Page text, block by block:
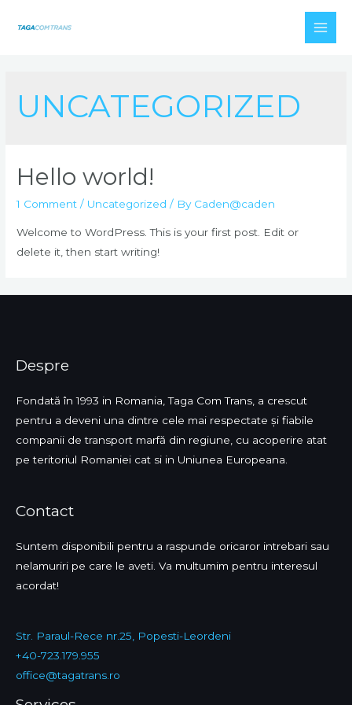
UNCATEGORIZED
Hello world!
1 Comment / Uncategorized / By Caden@caden
Welcome to WordPress. This is your first post. Edit or
delete it, then start writing!
Despre
Fondată în 1993 in Romania, Taga Com Trans, a crescut
pentru a deveni una dintre cele mai respectate și fiabile
companii de transport marfă din regiune, cu acoperire atat
pe teritoriul Romaniei cat si in Uniunea Europeana.
Contact
Suntem disponibili pentru a raspunde oricaror intrebari sau
nelamuriri pe care le aveti. Va multumim pentru interesul
acordat!
Str. Paraul-Rece nr.25, Popesti-Leordeni
+40-723.179.955
office@tagatrans.ro